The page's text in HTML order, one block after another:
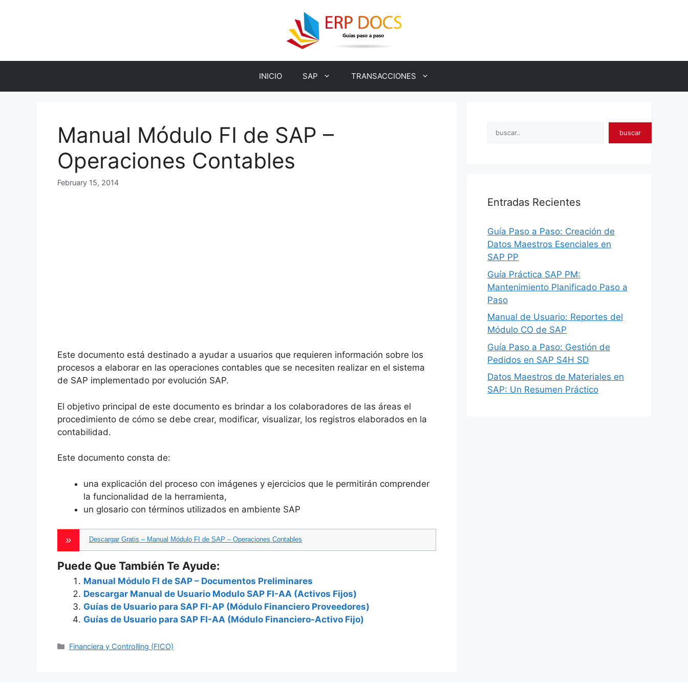
INICIO SAP TRANSACCIONES
Manual Módulo FI de SAP –
Operaciones Contables
February 15, 2014
Este documento está destinado a ayudar a usuarios que requieren información sobre los
procesos a elaborar en las operaciones contables que se necesiten realizar en el sistema
de SAP implementado por evolución SAP.
El objetivo principal de este documento es brindar a los colaboradores de las áreas el
procedimiento de cómo se debe crear, modificar, visualizar, los registros elaborados en la
contabilidad.
Este documento consta de:
una explicación del proceso con imágenes y ejercicios que le permitirán comprender
la funcionalidad de la herramienta,
un glosario con términos utilizados en ambiente SAP
Descargar Gratis – Manual Módulo FI de SAP – Operaciones Contables
Puede Que También Te Ayude:
Manual Módulo FI de SAP – Documentos Preliminares
Descargar Manual de Usuario Modulo SAP FI-AA (Activos Fijos)
Guías de Usuario para SAP FI-AP (Módulo Financiero Proveedores)
Guías de Usuario para SAP FI-AA (Módulo Financiero-Activo Fijo)
Categories
Financiera y Controlling (FICO)
Search buscar
Entradas Recientes
Guía Paso a Paso: Creación de
Datos Maestros Esenciales en
SAP PP
Guía Práctica SAP PM:
Mantenimiento Planificado Paso a
Paso
Manual de Usuario: Reportes del
Módulo CO de SAP
Guía Paso a Paso: Gestión de
Pedidos en SAP S4H SD
Datos Maestros de Materiales en
SAP: Un Resumen Práctico